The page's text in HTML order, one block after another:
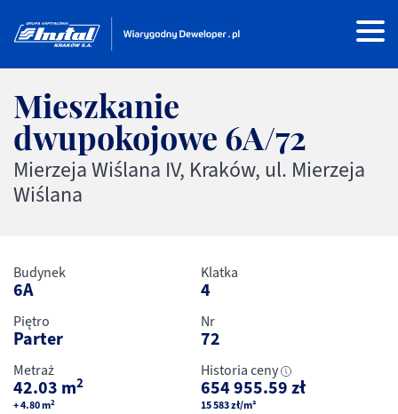
Mieszkanie
dwupokojowe 6A/72
Mierzeja Wiślana IV, Kraków, ul. Mierzeja
Wiślana
Budynek
6A
Klatka
4
Piętro
Parter
Nr
72
Metraż
42.03 m2
+ 4.80m2
Historia ceny
654 955.59zł
15 583zł/m²